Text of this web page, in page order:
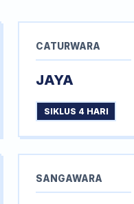
CATURWARA
JAYA
SIKLUS 4 HARI
SANGAWARA